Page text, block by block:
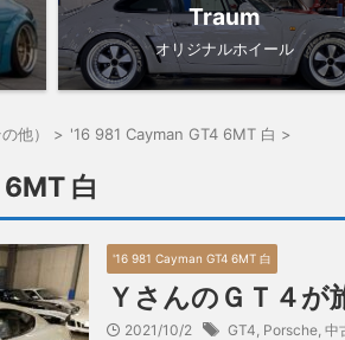
Traum
オリジナルホイール
他） > '16 981 Cayman GT4 6MT 白 >
白
'16 981 Cayman GT4 6MT 白
ＹさんのＧＴ４が
2021/10/2 GT4 Porsche 中